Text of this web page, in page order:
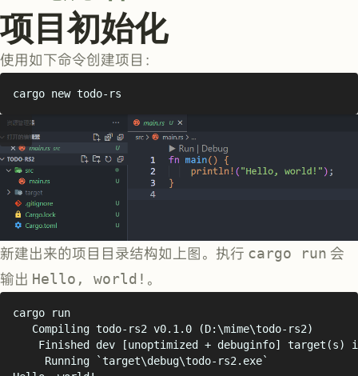
项目初始化
使用如下命令创建项目：
cargo new todo-rs
新建出来的项目目录结构如上图。执行 cargo run 会
输出 Hello, world! 。
cargo
run
Compiling todo-rs2 v0.1.0 (D:\mime\todo-rs2)
Finished
dev [unoptimized + debuginfo] target (s)
Running
`target\debug\todo-rs2.exe`